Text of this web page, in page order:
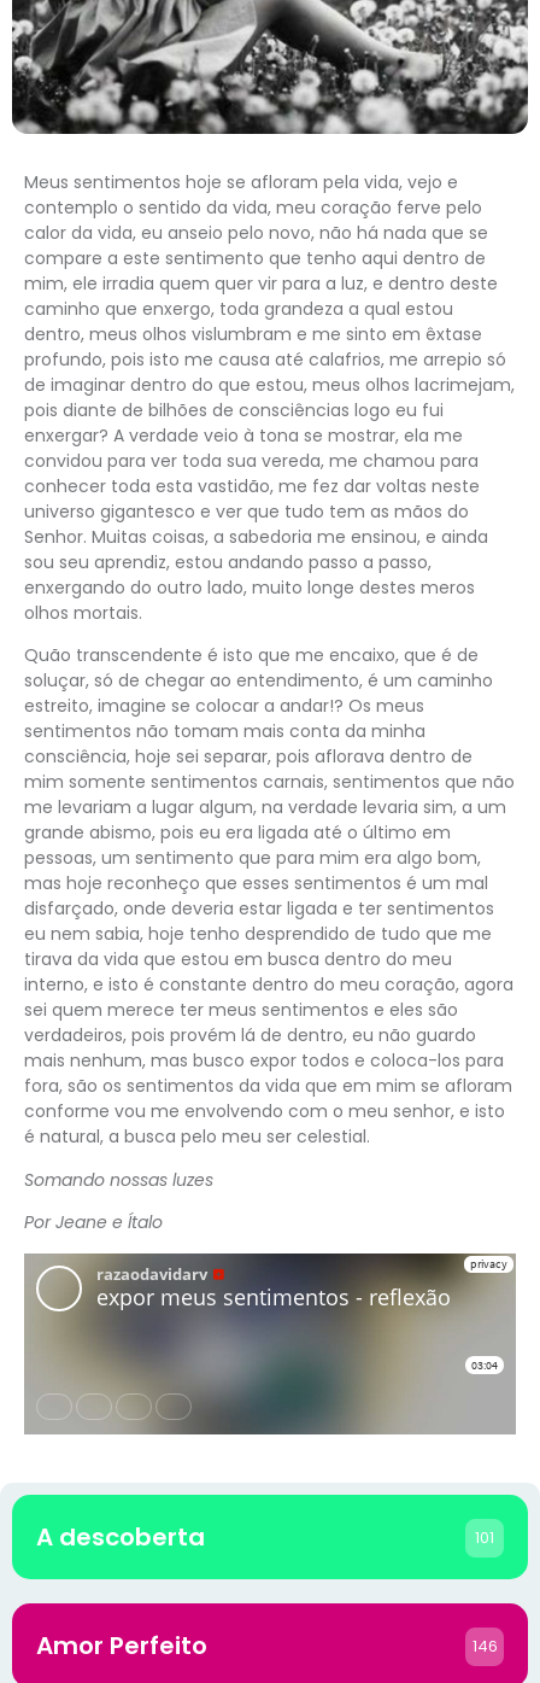
Meus sentimentos hoje se afloram pela vida, vejo e
contemplo o sentido da vida, meu coração ferve pelo
calor da vida, eu anseio pelo novo, não há nada que se
compare a este sentimento que tenho aqui dentro de
mim, ele irradia quem quer vir para a luz, e dentro deste
caminho que enxergo, toda grandeza a qual estou
dentro, meus olhos vislumbram e me sinto em êxtase
profundo, pois isto me causa até calafrios, me arrepio só
de imaginar dentro do que estou, meus olhos lacrimejam,
pois diante de bilhões de consciências logo eu fui
enxergar? A verdade veio à tona se mostrar, ela me
convidou para ver toda sua vereda, me chamou para
conhecer toda esta vastidão, me fez dar voltas neste
universo gigantesco e ver que tudo tem as mãos do
Senhor. Muitas coisas, a sabedoria me ensinou, e ainda
sou seu aprendiz, estou andando passo a passo,
enxergando do outro lado, muito longe destes meros
olhos mortais.
Quão transcendente é isto que me encaixo, que é de
soluçar, só de chegar ao entendimento, é um caminho
estreito, imagine se colocar a andar!? Os meus
sentimentos não tomam mais conta da minha
consciência, hoje sei separar, pois aflorava dentro de
mim somente sentimentos carnais, sentimentos que não
me levariam a lugar algum, na verdade levaria sim, a um
grande abismo, pois eu era ligada até o último em
pessoas, um sentimento que para mim era algo bom,
mas hoje reconheço que esses sentimentos é um mal
disfarçado, onde deveria estar ligada e ter sentimentos
eu nem sabia, hoje tenho desprendido de tudo que me
tirava da vida que estou em busca dentro do meu
interno, e isto é constante dentro do meu coração, agora
sei quem merece ter meus sentimentos e eles são
verdadeiros, pois provém lá de dentro, eu não guardo
mais nenhum, mas busco expor todos e coloca-los para
fora, são os sentimentos da vida que em mim se afloram
conforme vou me envolvendo com o meu senhor, e isto
é natural, a busca pelo meu ser celestial.
Somando nossas luzes
Por Jeane e Ítalo
A descoberta 101
Amor Perfeito 146